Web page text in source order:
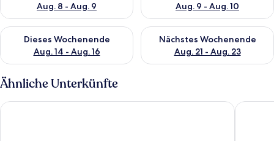
Aug. 8 - Aug. 9
Aug. 9 - Aug. 10
Dieses Wochenende
Aug. 14 - Aug. 16
Überprüfe die Verfügbarkeit für dieses Wochenende, Aug. 14
Nächstes Wochenende
Aug. 21 - Aug. 23
Überprüfe die Verfügbarkeit
Ähnliche Unterkünfte
Hotel Meublé Nazionale Hotel